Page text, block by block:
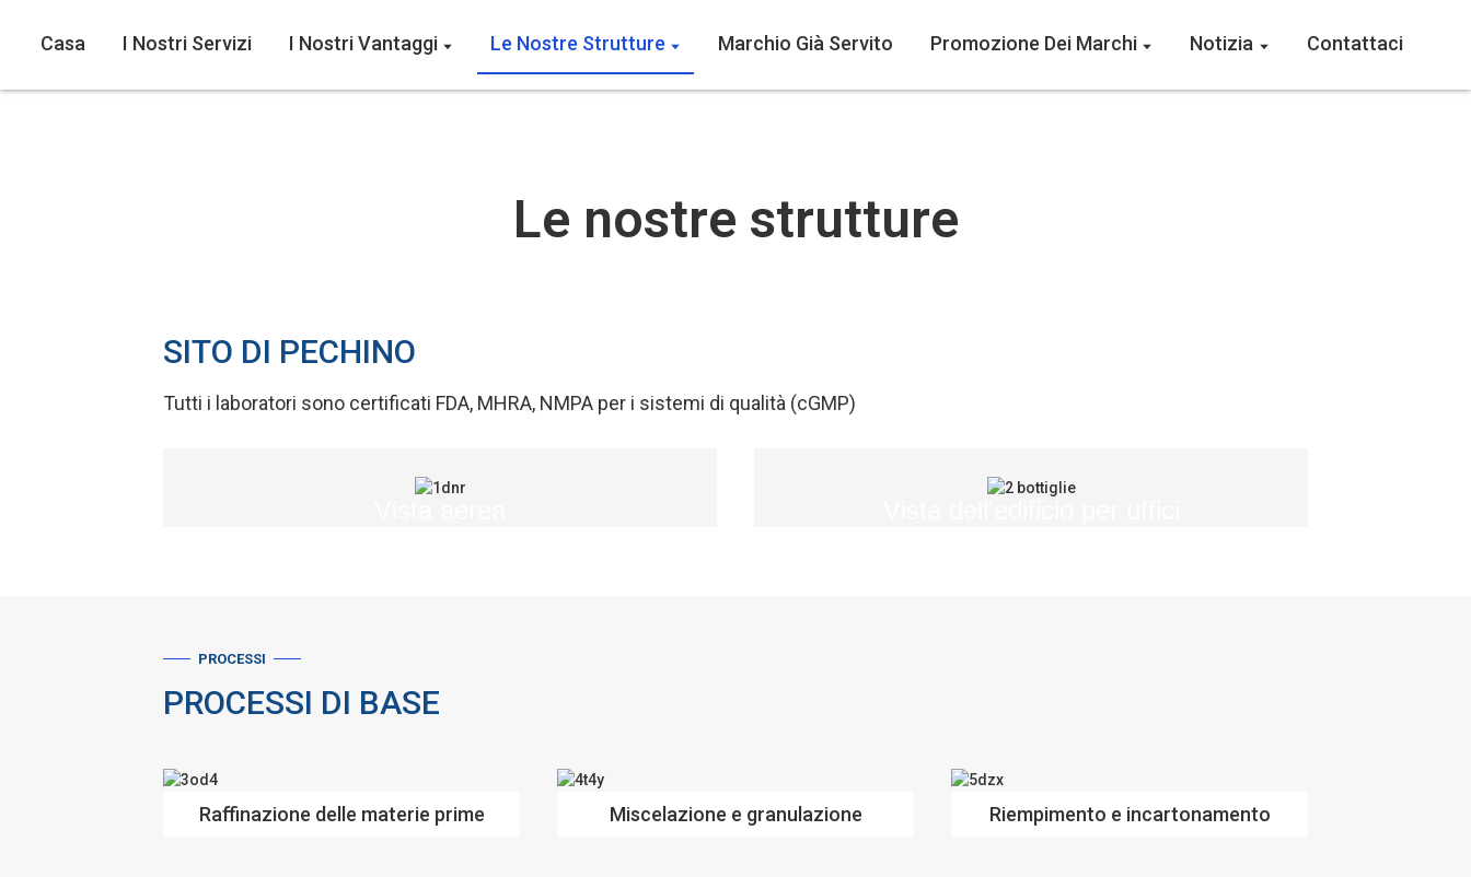
Casa I Nostri Servizi I Nostri Vantaggi Le Nostre Strutture Marchio Già Servito Promozione Dei Marchi Notizia Contattaci
Le nostre strutture
SITO DI PECHINO
Tutti i laboratori sono certificati FDA, MHRA, NMPA per i sistemi di qualità (cGMP)
PROCESSI
PROCESSI DI BASE
Raffinazione delle materie prime Miscelazione e granulazione Riempimento e incartonamento